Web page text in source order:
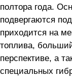
полтора года.
подвергаются
приходится на
топлива,
перспективе, а
специальных